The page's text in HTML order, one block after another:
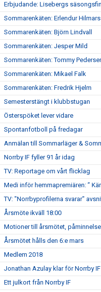
Erbjudande: Lisebergs
Sommarenkäten: Erlendur
Sommarenkäten: Björn Lindvall
Sommarenkäten: Jesper Mild
Sommarenkäten: Tommy
Sommarenkäten: Mikael Falk
Sommarenkäten: Fredrik Hjelm
Semesterstängt i klubbstugan
Österspöket lever vidare
Spontanfotboll på fredagar
Anmälan till Sommarläger &
Norrby IF fyller 91 år idag
TV: Reportage om vårt flicklag
Medi inför hemmapremiären: ”
TV: "Norrbyprofilerna svarar"
Årsmöte ikväll 18:00
Motioner till årsmötet, påminnelse
Årsmötet hålls den 6:e mars
Medlem 2018
Jonathan Azulay klar för Norrby IF
Ett julkort från Norrby IF